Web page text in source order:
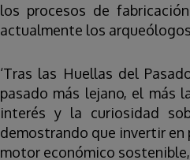
los procesos de
actualmente los
‘Tras las Huellas del
pasado más lejano, el más
interés y la curiosidad
demostrando que invertir en
motor económico